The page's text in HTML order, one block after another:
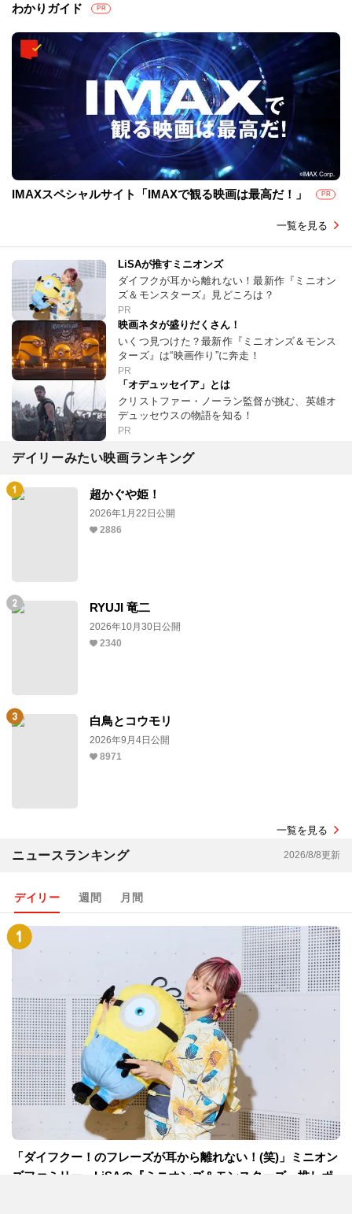
わかりガイド
PR
IMAXスペシャルサイト「IMAXで観る映画は最高だ！」 PR
一覧を見る
LiSAが推すミニオンズ
ダイフクが耳から離れない！最新作『ミニオン
ズ＆モンスターズ』見どころは？
PR
映画ネタが盛りだくさん！
いくつ見つけた？最新作『ミニオンズ＆モンス
ターズ』は“映画作り”に奔走！
PR
「オデュッセイア」とは
クリストファー・ノーラン監督が挑む、英雄オ
デュッセウスの物語を知る！
PR
デイリーみたい映画ランキング
超かぐや姫！
2026年1月22日公開
2886
RYUJI 竜二
2026年10月30日公開
2340
白鳥とコウモリ
2026年9月4日公開
8971
一覧を見る
ニュースランキング 2026/8/8更新
デイリー 週間 月間
「ダイフクー！のフレーズが耳から離れない！(笑)」ミニオン
ズファミリー、LiSAの『ミニオンズ＆モンスターズ』推しポ